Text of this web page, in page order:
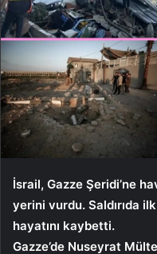
İsrail, Gazze Şeridi’ne
yerini vurdu. Saldırıda
hayatını kaybetti.
Gazze’de Nuseyrat